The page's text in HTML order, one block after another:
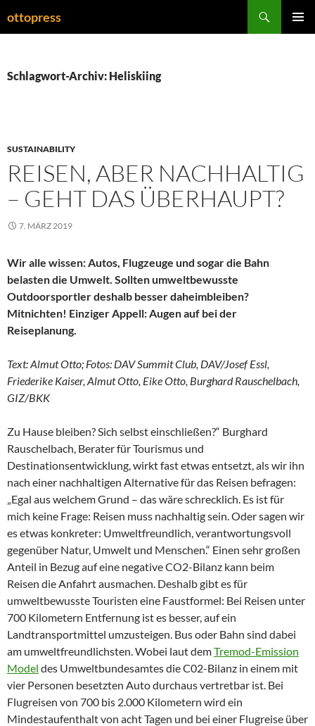
Inhalt
ottopress
Schlagwort-Archiv: Heliskiing
SUSTAINABILITY
REISEN, ABER NACHHALTIG
– GEHT DAS ÜBERHAUPT?
7. MÄRZ 2019
Wir alle wissen: Autos, Flugzeuge und sogar die Bahn
belasten die Umwelt. Sollten umweltbewusste
Outdoorsportler deshalb besser daheimbleiben?
Mitnichten! Einziger Appell: Augen auf bei der
Reiseplanung.
Text: Almut Otto; Fotos: DAV Summit Club, DAV/Josef Essl,
Friederike Kaiser, Almut Otto, Eike Otto, Burghard Rauschelbach,
GIZ/BKK
Zu Hause bleiben? Sich selbst einschließen?“ Burghard
Rauschelbach, Berater für Tourismus und
Destinationsentwicklung, wirkt fast etwas entsetzt, als wir ihn
nach einer nachhaltigen Alternative für das Reisen befragen:
„Egal aus welchem Grund – das wäre schrecklich. Es ist für
mich keine Frage: Reisen muss nachhaltig sein. Oder sagen wir
es etwas konkreter: Umweltfreundlich, verantwortungsvoll
gegenüber Natur, Umwelt und Menschen.“ Einen sehr großen
Anteil in Bezug auf eine negative CO2-Bilanz kann beim
Reisen die Anfahrt ausmachen. Deshalb gibt es für
umweltbewusste Touristen eine Faustformel: Bei Reisen unter
700 Kilometern Entfernung ist es besser, auf ein
Landtransportmittel umzusteigen. Bus oder Bahn sind dabei
am umweltfreundlichsten. Wobei laut demTremod-Emission
Model des Umweltbundesamtes die C02-Bilanz in einem mit
vier Personen besetzten Auto durchaus vertretbar ist. Bei
Flugreisen von 700 bis 2.000 Kilometern wird ein
Mindestaufenthalt von acht Tagen und bei einer Flugreise über